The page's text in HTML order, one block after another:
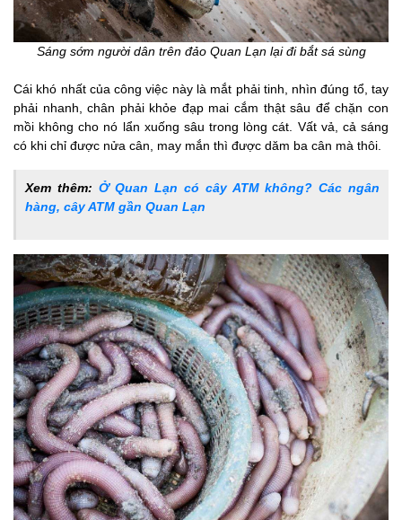
Sáng sớm người dân trên đảo Quan Lạn lại đi bắt sá sùng
Cái khó nhất của công việc này là mắt phải tinh, nhìn đúng tổ, tay
phải nhanh, chân phải khỏe đạp mai cắm thật sâu để chặn con
mồi không cho nó lẩn xuống sâu trong lòng cát. Vất vả, cả sáng
có khi chỉ được nửa cân, may mắn thì được dăm ba cân mà thôi.
Xem thêm: Ở Quan Lạn có cây ATM không? Các ngân
hàng, cây ATM gần Quan Lạn